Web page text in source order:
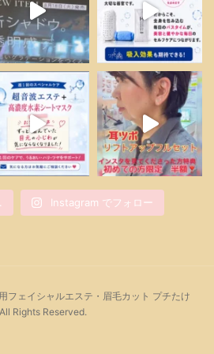
Instagram でフォロー
ェイシャルエステ・眉毛カット プチたけ
Rights Reserved.